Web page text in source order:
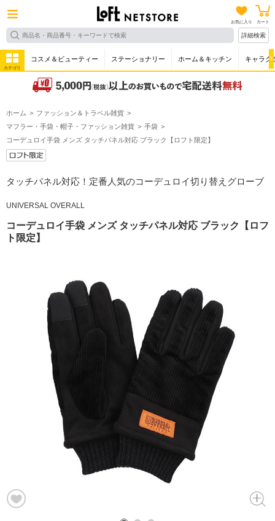
お気に入り カート
詳細検索
カテゴリ
コスメ＆ビューティー ステーショナリー ホーム＆キッチン キャラク
ホーム
ファッション＆トラベル雑貨
マフラー・手袋・帽子・ファッション雑貨
手袋
コーデュロイ手袋 メンズ タッチパネル対応 ブラック【ロフト限定】
タッチパネル対応！定番人気のコーデュロイ切り替えグローブ
UNIVERSAL OVERALL
コーデュロイ手袋 メンズ タッチパネル対応 ブラック【ロフ
ト限定】